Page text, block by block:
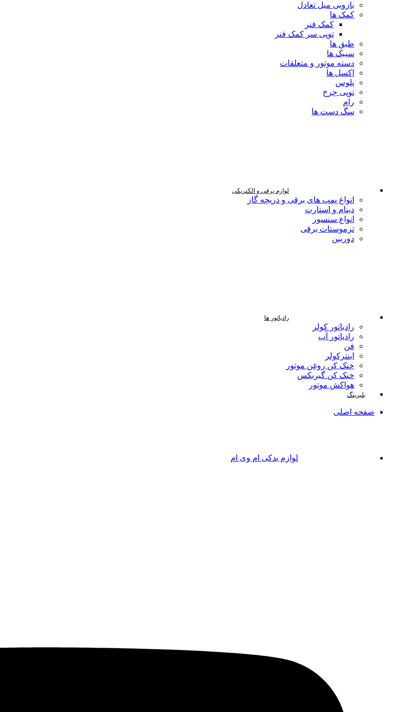
بازویی میل تعادل
کمک ها
کمک فنر
توپی سر کمک فنر
طبق ها
سیبک ها
دسته موتور و متعلقات
اکسل ها
پلوس
توپی چرخ
رام
سگ دست ها
لوازم برقی و الکتریکی
انواع پمپ های برقی و دریچه گاز
دینام و استارت
انواع سنسور
ترموستات برقی
دوربین
رادیاتور ها
رادیاتور کولر
رادیاتور آب
فن
اینترکولر
خنک کن روغن موتور
خنک کن گیربکس
هواکش موتور
بلبرینگ
صفحه اصلی
لوازم یدکی ام وی ام